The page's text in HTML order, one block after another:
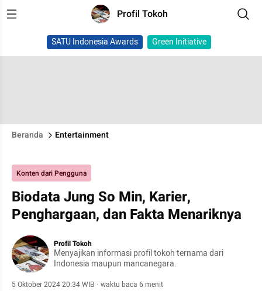
Profil Tokoh
SATU Indonesia Awards Green Initiative
Beranda Entertainment
Konten dari Pengguna
Biodata Jung So Min, Karier,
Penghargaan, dan Fakta Menariknya
Profil Tokoh
Menyajikan informasi profil tokoh ternama dari
Indonesia maupun mancanegara.
5 Oktober 2024 20:34 WIB · waktu baca 6 menit